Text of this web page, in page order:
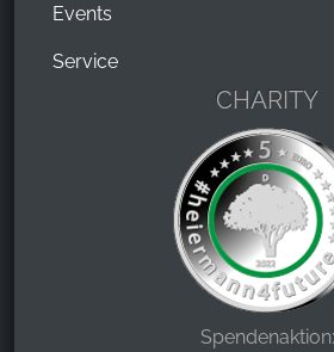
Events
Service
CHARITY
Spendenaktion: